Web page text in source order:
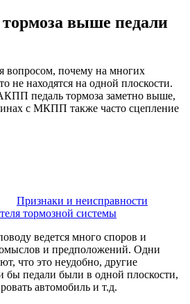
выше педали
вопросом, почему на многих
не находятся на одной плоскости.
педаль тормоза заметно выше,
с МКПП также часто сцепление
Признаки и неисправности
тормозной системы
ведется много споров и
и предположений. Одни
что это неудобно, другие
бы педали были в одной плоскости,
автомобиль и т.д.